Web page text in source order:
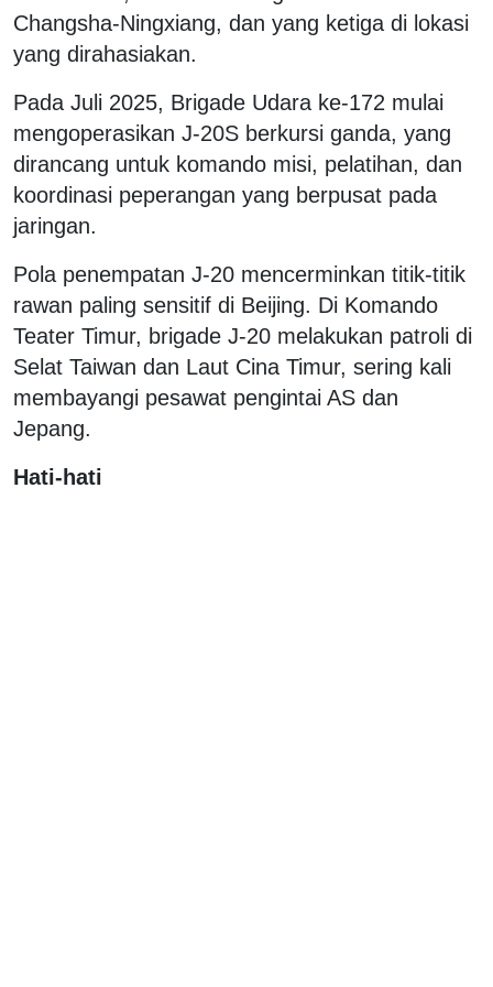
Changsha-Ningxiang, dan yang ketiga di lokasi
yang dirahasiakan.
Pada Juli 2025, Brigade Udara ke-172 mulai
mengoperasikan J-20S berkursi ganda, yang
dirancang untuk komando misi, pelatihan, dan
koordinasi peperangan yang berpusat pada
jaringan.
Pola penempatan J-20 mencerminkan titik-titik
rawan paling sensitif di Beijing. Di Komando
Teater Timur, brigade J-20 melakukan patroli di
Selat Taiwan dan Laut Cina Timur, sering kali
membayangi pesawat pengintai AS dan
Jepang.
Hati-hati